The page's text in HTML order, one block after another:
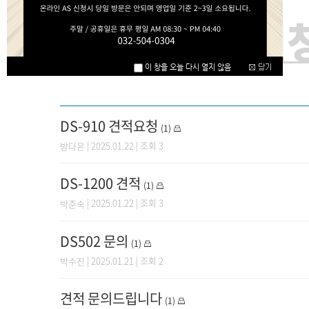
온라인 상담신
DS-910 견적요청 (1)
방다은 | 2025.01.22 | 조회 3
DS-1200 견적 (1)
박준숙 | 2025.01.22 | 조회 3
DS502 문의 (1)
박수진 | 2025.01.21 | 조회 2
견적 문의드립니다 (1)